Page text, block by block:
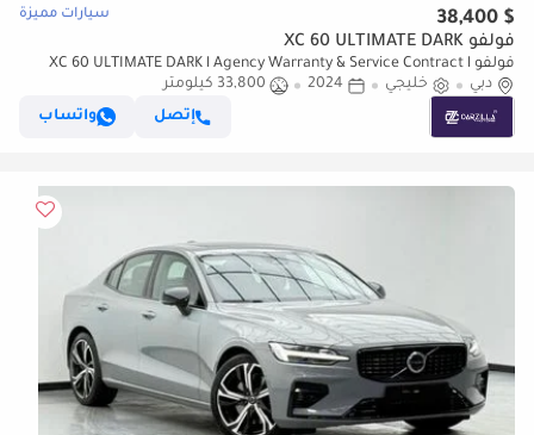
$ 38,400 سيارات مميزة
فولفو XC 60 ULTIMATE DARK
فولفو XC 60 ULTIMATE DARK l Agency Warranty & Service Contract l
AED 2,742 / Monthly
دبي خليجي 2024
33,800 كيلومتر
إتصل
واتساب